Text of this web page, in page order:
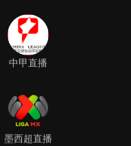
中甲直播
墨西超直播